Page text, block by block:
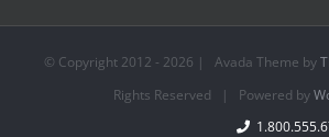
© Copyright 2012 - 2026 | Avada Theme by
Rights Reserved | Powered by